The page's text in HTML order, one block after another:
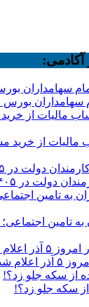
آکادمی:
بورس
از خرید
در ۱۴۰۵ مشخص شد
سکه جلو زد؟!